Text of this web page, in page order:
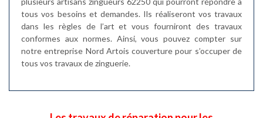
tous vos besoins et demandes. Ils réaliseront vos travaux
dans les règles de l’art et vous fourniront des travaux
conformes aux normes. Ainsi, vous pouvez compter sur
notre entreprise Nord Artois couverture pour s’occuper de
tous vos travaux de zinguerie.